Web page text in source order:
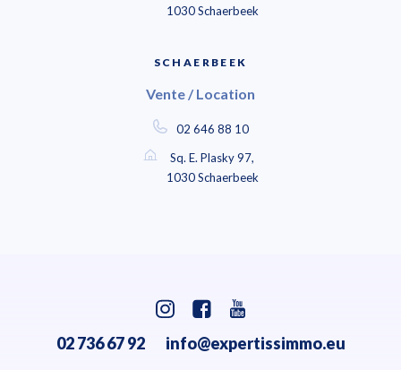
1030 Schaerbeek
SCHAERBEEK
Vente / Location
02 646 88 10
Sq. E. Plasky 97,
1030 Schaerbeek
02 736 67 92 info@expertissimmo.eu